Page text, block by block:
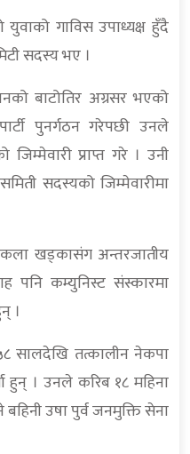
युवाको गाविस उपाध्यक्ष हुँदै
सदस्य भए ।
बाटोतिर अग्रसर भएको
पुनर्गठन गरेपछी उनले
प्राप्त गरे । उनी
सदस्यको जिम्मेवारीमा
खड्कासंग अन्तरजातीय
पनि कम्युनिस्ट संस्कारमा
।
सालदेखि तत्कालीन नेकपा
हुन् । उनले करिब १८ महिना
उषा पुर्व जनमुक्ति सेना